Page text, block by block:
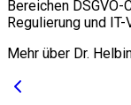
Bereichen
Regulierung und
Mehr über Dr.